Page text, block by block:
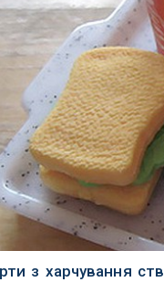
з харчування